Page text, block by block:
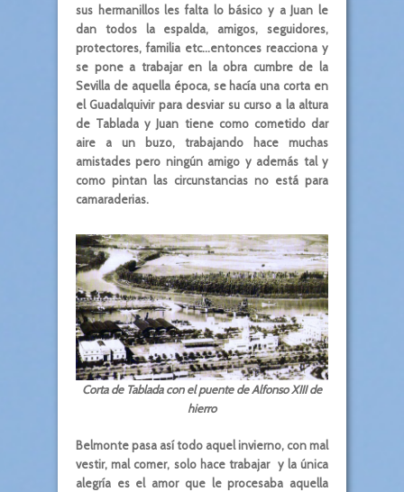
sus hermanillos les falta lo básico y a Juan le
dan todos la espalda, amigos, seguidores,
protectores, familia etc…entonces reacciona y
se pone a trabajar en la obra cumbre de la
Sevilla de aquella época, se hacía una corta en
el Guadalquivir para desviar su curso a la altura
de Tablada y Juan tiene como cometido dar
aire a un buzo, trabajando hace muchas
amistades pero ningún amigo y además tal y
como pintan las circunstancias no está para
camaraderias.
Corta de Tablada con el puente de Alfonso XIII de
hierro
Belmonte pasa así todo aquel invierno, con mal
vestir, mal comer, solo hace trabajar y la única
alegría es el amor que le procesaba aquella